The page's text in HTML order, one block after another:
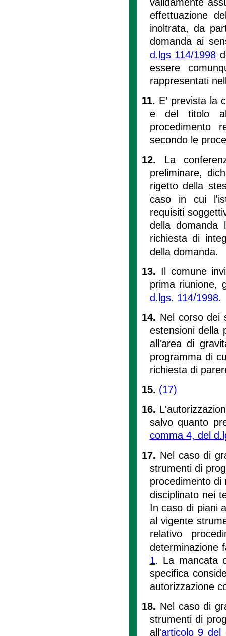
effettuazione
inoltrata, da
domanda ai
d.lgs 114/1998
essere
rappresentati
11. E’ prevista la
e del titolo
procedimento
secondo le
12. La
preliminare,
rigetto della
caso in cui
requisiti
della domanda
richiesta di
della domanda.
13. Il comune
prima riunione,
d.lgs. 114/1998.
14. Nel corso dei
estensioni della
all'area di
programma di
richiesta di
15. (17)
16.
salvo quanto
comma 4, del
17. Nel caso di
strumenti di
procedimento di
disciplinato nei
In caso di piani
al vigente
relativo
determinazione
1. La mancata
specifica
autorizzazione
18. Nel caso di
strumenti di
all'articolo 9 del